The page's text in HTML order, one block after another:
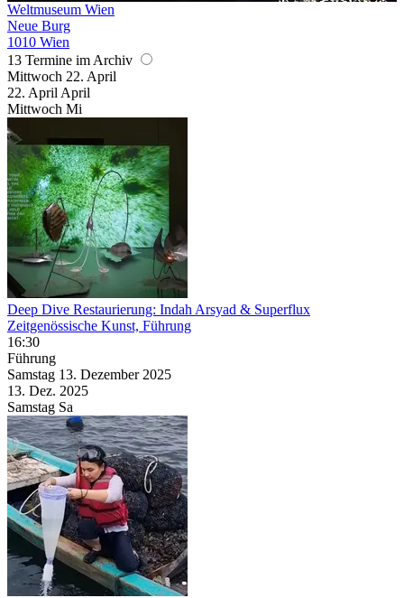
Weltmuseum Wien
Neue Burg
1010 Wien
13 Termine im Archiv
Mittwoch 22. April
22. April April
Mittwoch Mi
Deep Dive Restaurierung: Indah Arsyad & Superflux
Zeitgenössische Kunst, Führung
16:30
Führung
Samstag 13. Dezember 2025
13. Dez. 2025
Samstag Sa